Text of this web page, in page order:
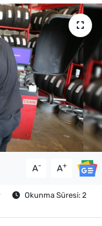
A- A+
Okunma Süresi: 2